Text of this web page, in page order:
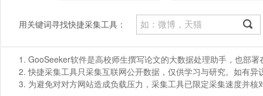
用关键词寻找快捷采集工具：
1. GooSeeker软件是高校师生撰写论文的大数据处理助手，也部
2. 快捷采集工具只采集互联网公开数据，仅供学习与研究。如有
3. 为避免对对方网站造成负载压力，采集工具已限定采集速度并